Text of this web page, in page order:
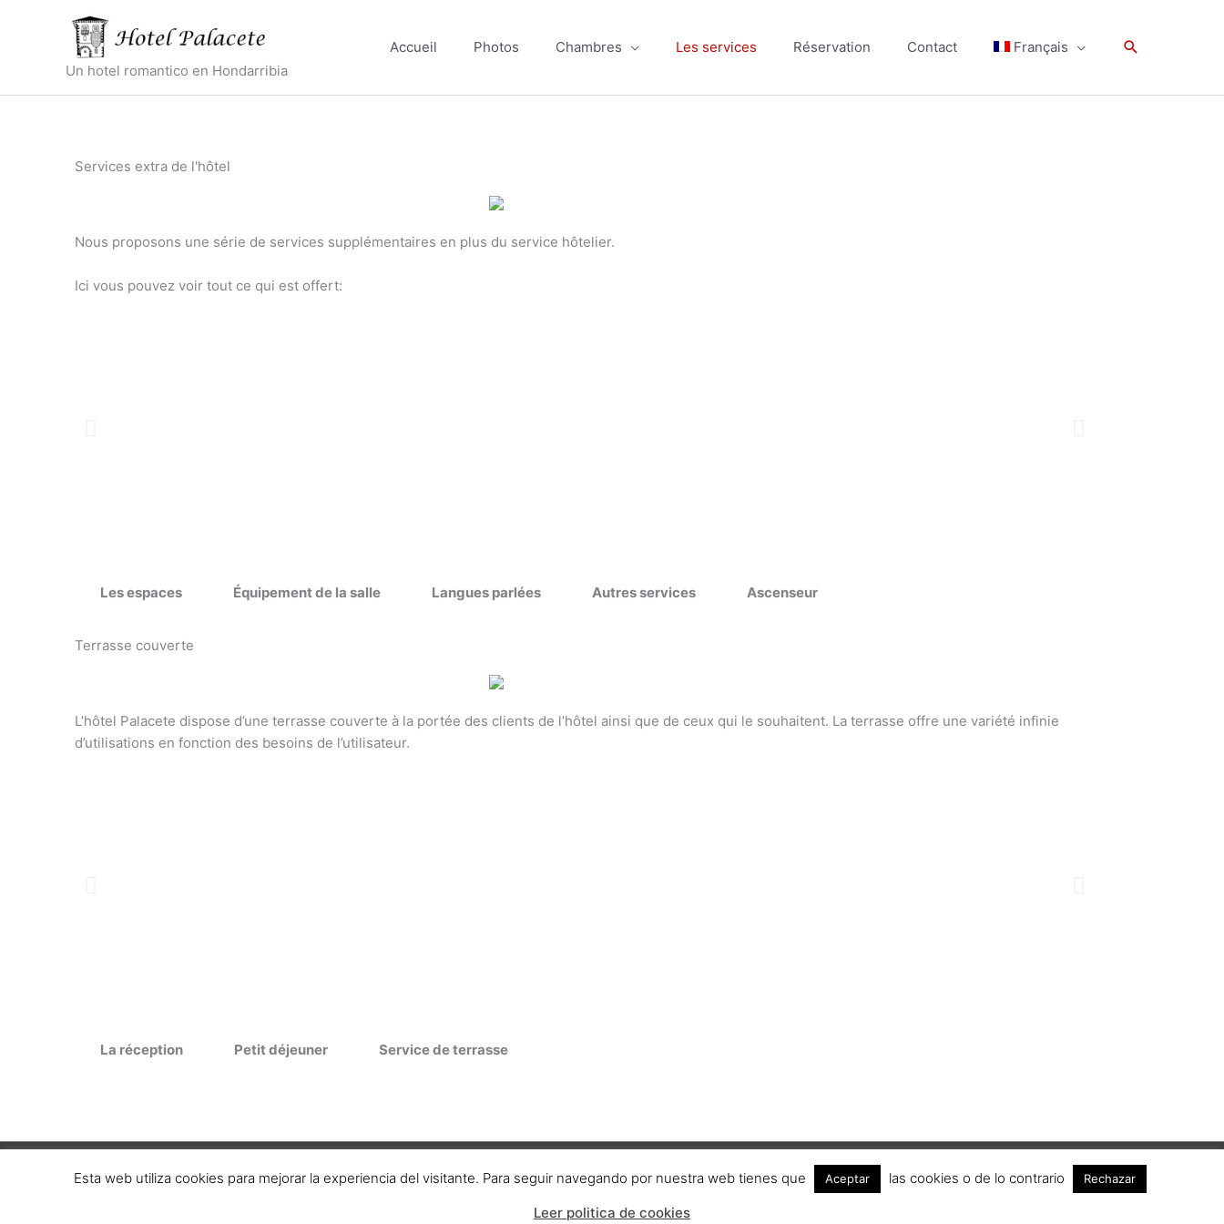
Un hotel romantico en Hondarribia
Accueil Photos Chambres Les services Réservation Contact Français Rechercher
Services extra de l'hôtel
Nous proposons une série de services supplémentaires en plus du service hôtelier.
Ici vous pouvez voir tout ce qui est offert:
Les espaces Équipement de la salle Langues parlées Autres services Ascenseur
Terrasse couverte
L’hôtel Palacete dispose d’une terrasse couverte à la portée des clients de l’hôtel ainsi que de ceux qui le souhaitent. La terrasse offre une variété infinie
d’utilisations en fonction des besoins de l’utilisateur.
La réception Petit déjeuner Service de terrasse
HotelPalacete.net | Diseñado por
Esta web utiliza cookies para mejorar la experiencia del visitante. Para seguir navegando por nuestra web tienes que Aceptar las cookies o de lo contrario Rechazar
Leer politica de cookies